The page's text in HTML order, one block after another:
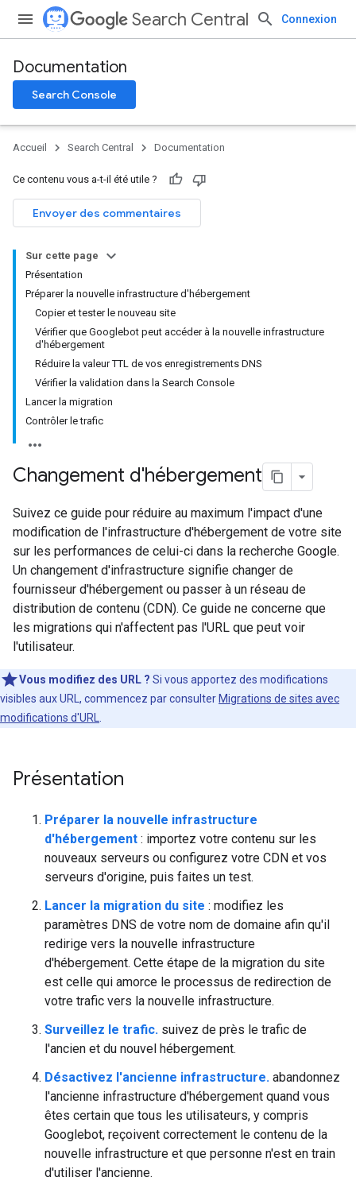
Search Central Connexion
Documentation
Search Console
Accueil Search Central Documentation
Ce contenu vous a-t-il été utile ?
Envoyer des commentaires
Sur cette page
Présentation
Préparer la nouvelle infrastructure d'hébergement
Copier et tester le nouveau site
Vérifier que Googlebot peut accéder à la nouvelle infrastructure
d'hébergement
Réduire la valeur TTL de vos enregistrements DNS
Vérifier la validation dans la Search Console
Lancer la migration
Contrôler le trafic
Changement d'hébergement
Suivez ce guide pour réduire au maximum l'impact d'une
modification de l'infrastructure d'hébergement de votre site
sur les performances de celui-ci dans la recherche Google.
Un changement d'infrastructure signifie changer de
fournisseur d'hébergement ou passer à un réseau de
distribution de contenu (CDN). Ce guide ne concerne que
les migrations qui n'affectent pas l'URL que peut voir
l'utilisateur.
Vous modifiez des URL ? Si vous apportez des modifications
visibles aux URL, commencez par consulter Migrations de sites avec
modifications d'URL
Présentation
Préparer la nouvelle infrastructure
d'hébergement : importez votre contenu sur les
nouveaux serveurs ou configurez votre CDN et vos
serveurs d'origine, puis faites un test.
Lancer la migration du site : modifiez les
paramètres DNS de votre nom de domaine afin qu'il
redirige vers la nouvelle infrastructure
d'hébergement. Cette étape de la migration du site
est celle qui amorce le processus de redirection de
votre trafic vers la nouvelle infrastructure.
Surveillez le trafic. suivez de près le trafic de
l'ancien et du nouvel hébergement.
Désactivez l'ancienne infrastructure. abandonnez
l'ancienne infrastructure d'hébergement quand vous
êtes certain que tous les utilisateurs, y compris
Googlebot, reçoivent correctement le contenu de la
nouvelle infrastructure et que personne n'est en train
d'utiliser l'ancienne.